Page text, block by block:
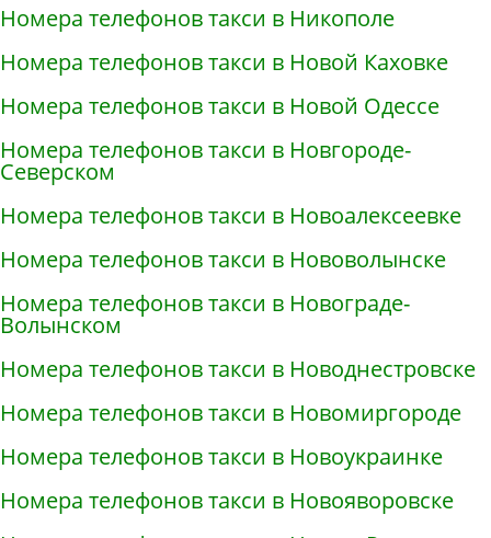
Номера телефонов такси в Никополе
Номера телефонов такси в Новой Каховке
Номера телефонов такси в Новой Одессе
Номера телефонов такси в Новгороде-
Северском
Номера телефонов такси в Новоалексеевке
Номера телефонов такси в Нововолынске
Номера телефонов такси в Новограде-
Волынском
Номера телефонов такси в Новоднестровске
Номера телефонов такси в Новомиргороде
Номера телефонов такси в Новоукраинке
Номера телефонов такси в Новояворовске